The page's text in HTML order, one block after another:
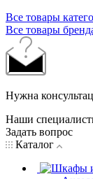
Все товары
Все товары
Нужна
Наши
Задать вопрос
Каталог